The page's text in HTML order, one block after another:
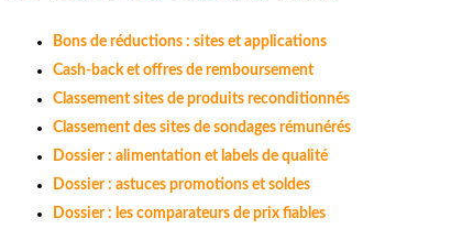
Bons de réductions : sites et applications
Cash-back et offres de remboursement
Classement sites de produits reconditionnés
Classement des sites de sondages rémunérés
Dossier : alimentation et labels de qualité
Dossier : astuces promotions et soldes
Dossier : les comparateurs de prix fiables